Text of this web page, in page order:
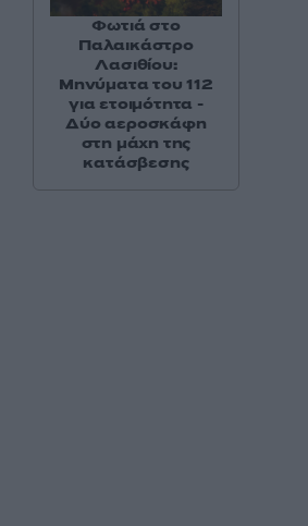
Φωτιά στο
Παλαικάστρο
Λασιθίου:
Μηνύματα του 112
για ετοιμότητα -
Δύο αεροσκάφη
στη μάχη της
κατάσβεσης